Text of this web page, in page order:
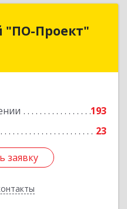
"ПО-Проект"
193
23
заявку
"ПО-Проект"
обл, Северодвинск г,
заявку